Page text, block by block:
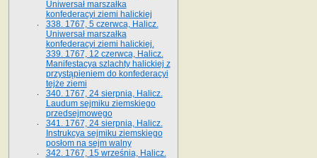
Uniwersał marszałka
konfederacyi ziemi halickiej
338. 1767, 5 czerwca, Halicz.
Uniwersał marszałka
konfederacyi ziemi halickiej.
339. 1767, 12 czerwca, Halicz.
Manifestacya szlachty halickiej z
przystąpieniem do konfederacyi
tejże ziemi
340. 1767, 24 sierpnia, Halicz.
Laudum sejmiku ziemskiego
przedsejmowego
341. 1767, 24 sierpnia, Halicz.
Instrukcya sejmiku ziemskiego
posłom na sejm walny
342. 1767, 15 września, Halicz.